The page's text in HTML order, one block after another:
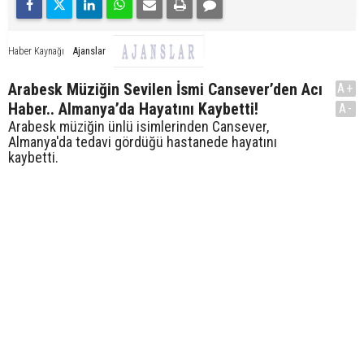
Haber Kaynağı Ajanslar
Arabesk Müziğin Sevilen İsmi Cansever’den Acı
Haber.. Almanya’da Hayatını Kaybetti!
Arabesk müziğin ünlü isimlerinden Cansever,
Almanya'da tedavi gördüğü hastanede hayatını
kaybetti.
A+
A-